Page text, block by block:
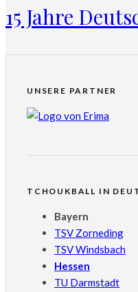
15 Jahre
UNSERE PARTNER
TCHOUKBALL IN
Bayern
TSV Zorneding
TSV Windsbach
Hessen
TU Darmstadt